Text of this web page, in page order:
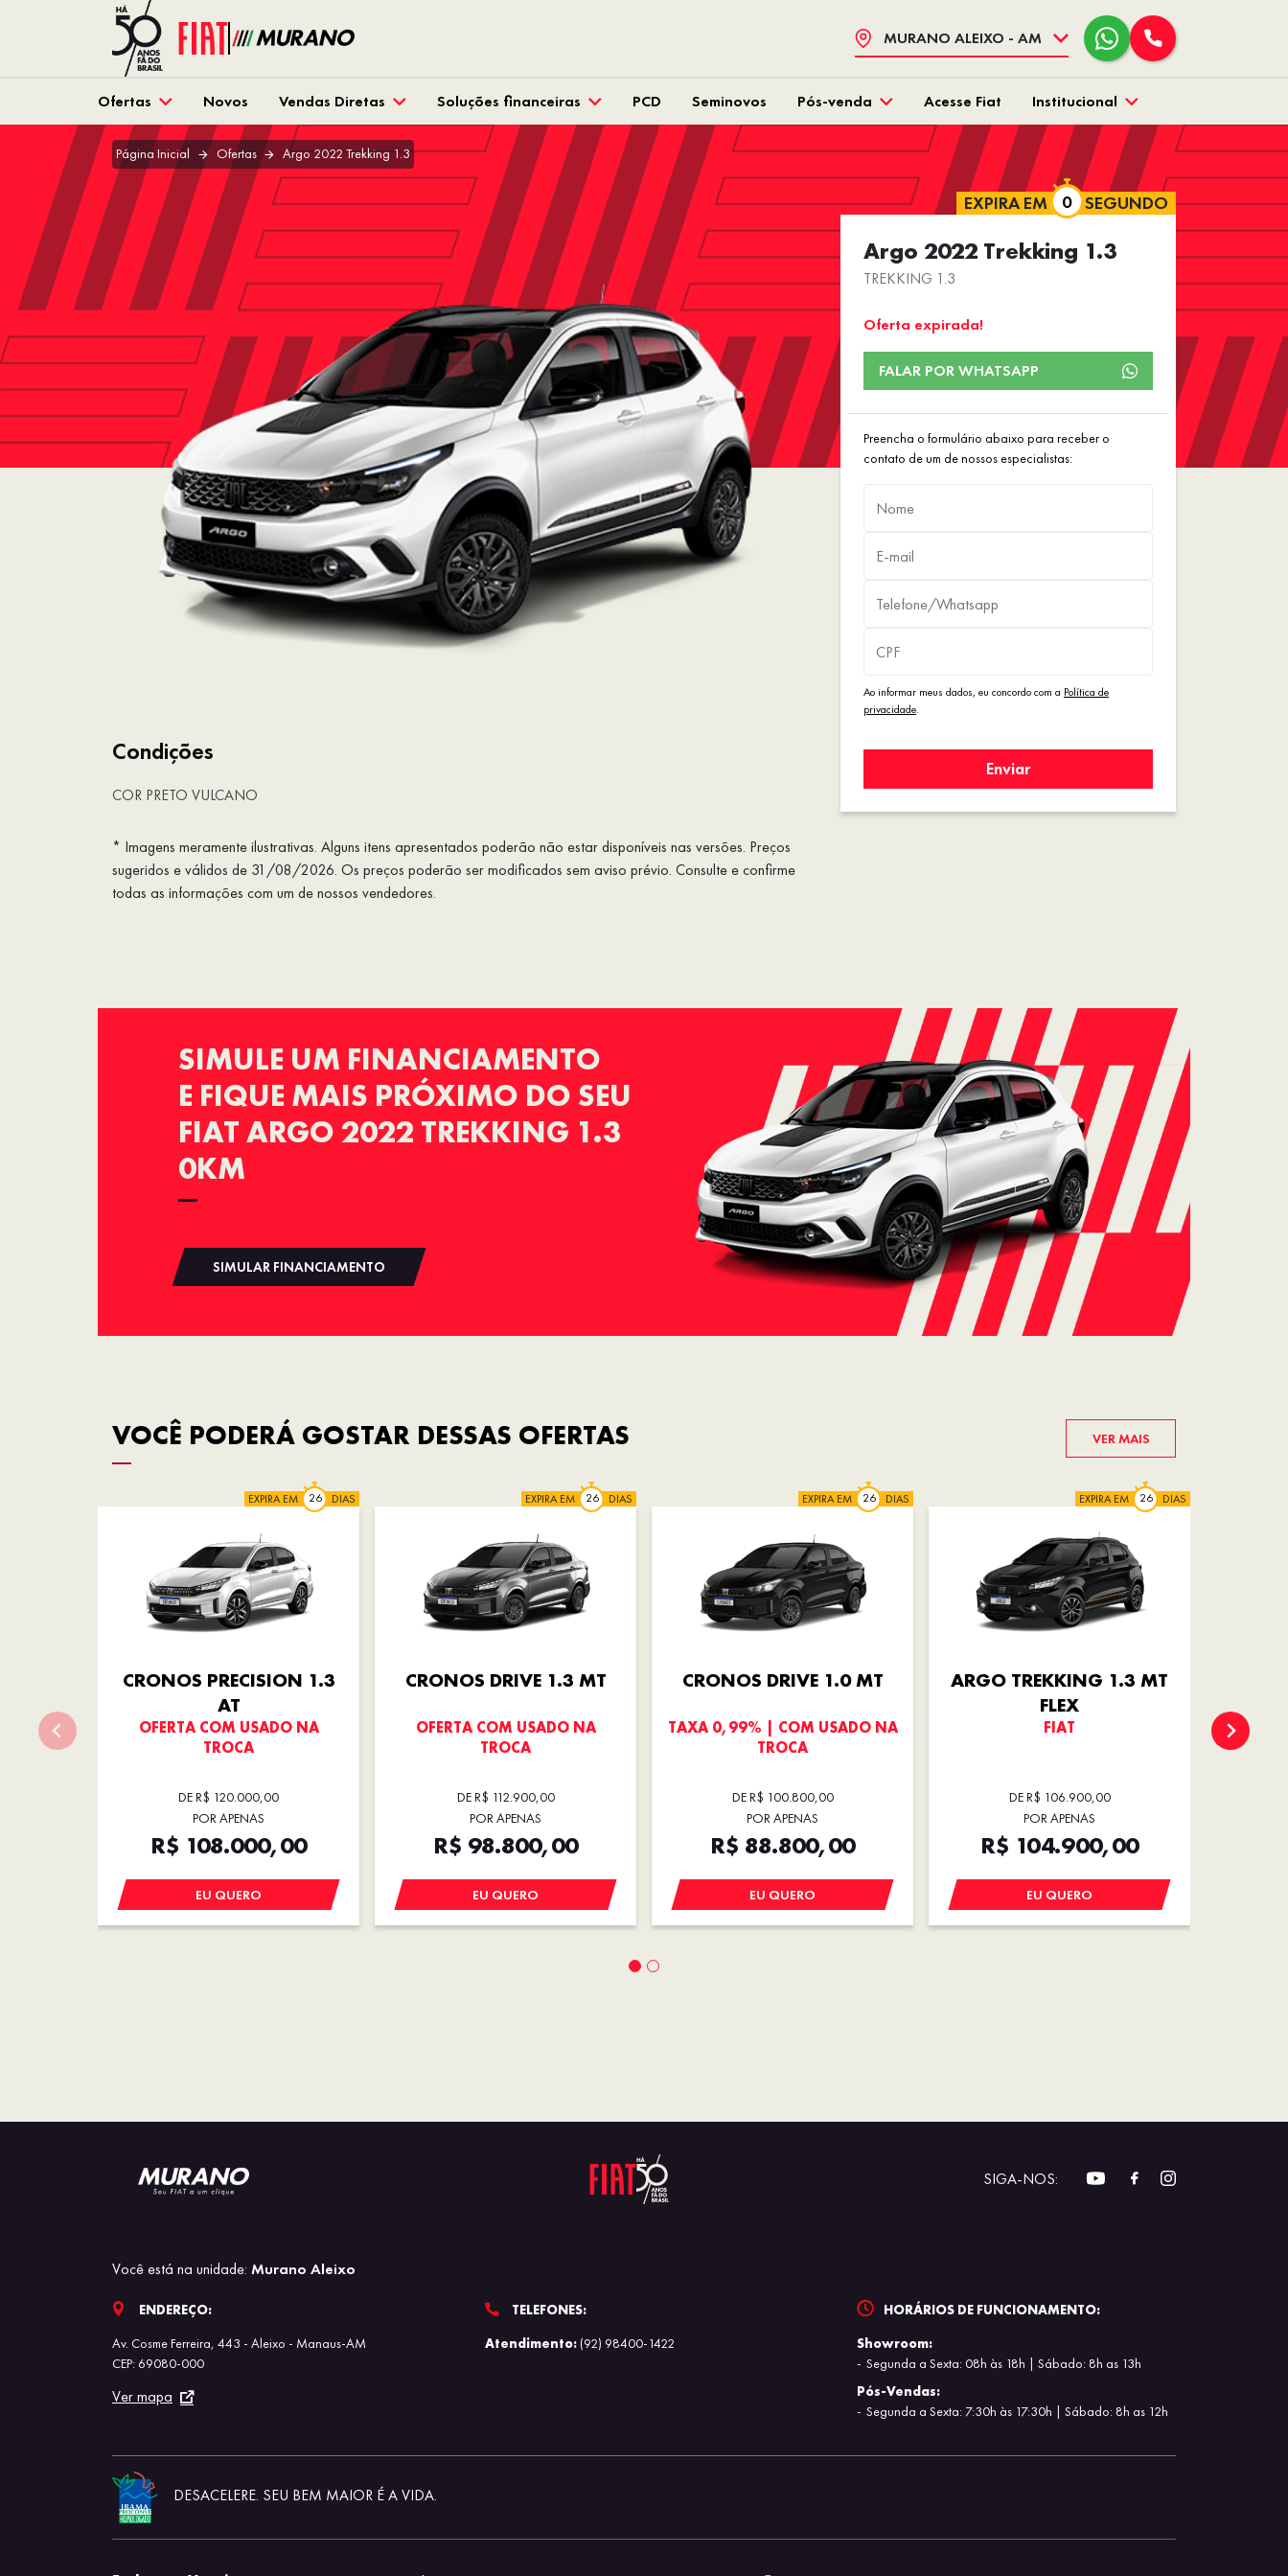
MURANO ALEIXO - AM
Ofertas Novos Vendas Diretas Soluções financeiras PCD Seminovos Pós-venda Acesse Fiat Institucional
Página Inicial Ofertas Argo 2022 Trekking 1.3
Condições
COR PRETO VULCANO
* Imagens meramente ilustrativas. Alguns itens apresentados poderão não estar disponíveis nas versões. Preços
sugeridos e válidos de 31/08/2026. Os preços poderão ser modificados sem aviso prévio. Consulte e confirme
todas as informações com um de nossos vendedores.
EXPIRA EM SEGUNDO
Argo 2022 Trekking 1.3
TREKKING 1.3
Oferta expirada!
FALAR POR WHATSAPP
Preencha o formulário abaixo para receber o
contato de um de nossos especialistas:
Ao informar meus dados, eu concordo com a Política de
privacidade.
Enviar
SIMULE UM FINANCIAMENTO
E FIQUE MAIS PRÓXIMO DO SEU
FIAT ARGO 2022 TREKKING 1.3
0KM
SIMULAR FINANCIAMENTO
VOCÊ PODERÁ GOSTAR DESSAS OFERTAS VER MAIS
EXPIRA EM DIAS
CRONOS PRECISION 1.3
AT
OFERTA COM USADO NA
TROCA
DE R$ 120.000,00
POR APENAS
R$ 108.000,00
EU QUERO
EXPIRA EM DIAS
CRONOS DRIVE 1.3 MT
OFERTA COM USADO NA
TROCA
DE R$ 112.900,00
POR APENAS
R$ 98.800,00
EU QUERO
EXPIRA EM DIAS
CRONOS DRIVE 1.0 MT
TAXA 0,99% | COM USADO NA
TROCA
DE R$ 100.800,00
POR APENAS
R$ 88.800,00
EU QUERO
EXPIRA EM DIAS
ARGO TREKKING 1.3 MT
FLEX
FIAT
DE R$ 106.900,00
POR APENAS
R$ 104.900,00
EU QUERO
SIGA-NOS:
Você está na unidade: Murano Aleixo
ENDEREÇO:
Av. Cosme Ferreira, 443 - Aleixo - Manaus-AM
CEP: 69080-000
Ver mapa
TELEFONES:
Atendimento:(92) 98400-1422
HORÁRIOS DE FUNCIONAMENTO:
Showroom:
Segunda a Sexta: 08h às 18h | Sábado: 8h as 13h
Pós-Vendas:
Segunda a Sexta: 7:30h às 17:30h | Sábado: 8h as 12h
DESACELERE. SEU BEM MAIOR É A VIDA.